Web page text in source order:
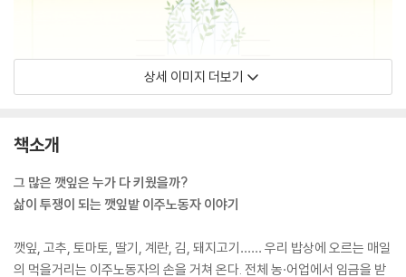
상세 이미지 더보기
책소개
그 많은 깻잎은 누가 다 키웠을까?
삶이 투쟁이 되는 깻잎밭 이주노동자 이야기
깻잎, 고추, 토마토, 딸기, 계란, 김, 돼지고기…… 우리 밥상에 오르는 매일
의 먹을거리는 이주노동자의 손을 거쳐 온다. 전체 농·어업에서 임금을 받